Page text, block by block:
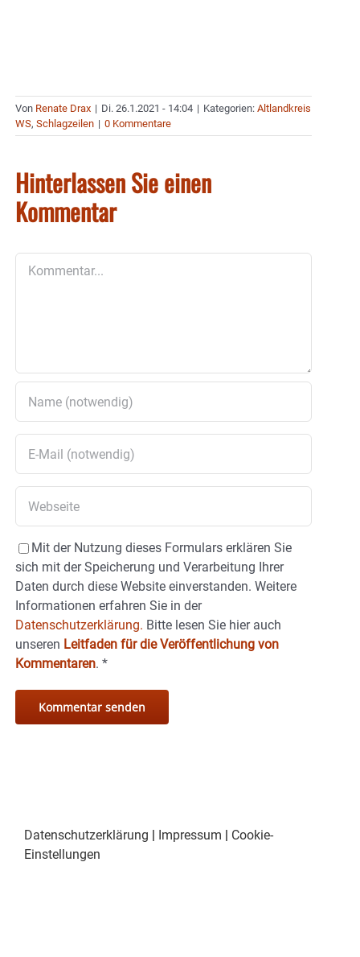
Von Renate Drax | Di. 26.1.2021 - 14:04 | Kategorien: Altlandkreis
WS, Schlagzeilen | 0 Kommentare
Hinterlassen Sie einen
Kommentar
Mit der Nutzung dieses Formulars erklären Sie
sich mit der Speicherung und Verarbeitung Ihrer
Daten durch diese Website einverstanden. Weitere
Informationen erfahren Sie in der
Datenschutzerklärung. Bitte lesen Sie hier auch
unseren Leitfaden für die Veröffentlichung von
Kommentaren. *
Datenschutzerklärung Impressum
Cookie-
Einstellungen